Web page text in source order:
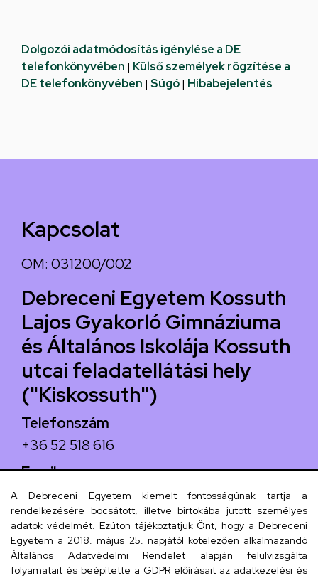
Dolgozói adatmódosítás igénylése a DE
telefonkönyvében | Külső személyek rögzítése a
DE telefonkönyvében | Súgó| Hibabejelentés
Kapcsolat
OM: 031200/002
Debreceni Egyetem Kossuth
Lajos Gyakorló Gimnáziuma
és Általános Iskolája Kossuth
utcai feladatellátási hely
("Kiskossuth")
Telefonszám
+36 52 518 616
Email
iskola@kossuth-alt.unideb.hu
Cím
4024 Debrecen, Kossuth utca 33.
A Debreceni Egyetem kiemelt fontosságúnak tartja a
rendelkezésére bocsátott, illetve birtokába jutott személyes
adatok védelmét. Ezúton tájékoztatjuk Önt, hogy a Debreceni
Egyetem a 2018. május 25. napjától kötelezően alkalmazandó
Általános Adatvédelmi Rendelet alapján felülvizsgálta
folyamatait és beépítette a GDPR előírásait az adatkezelési és